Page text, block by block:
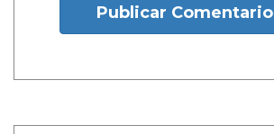
Publicar Comentario